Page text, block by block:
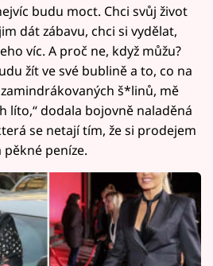
budu moct. Chci svůj život
dát zábavu, chci si vydělat,
víc. A proč ne, když můžu?
žít ve své bublině a to, co na
š*linů, mě
líto,“ dodala bojovně naladěná
se netají tím, že si prodejem
peníze.